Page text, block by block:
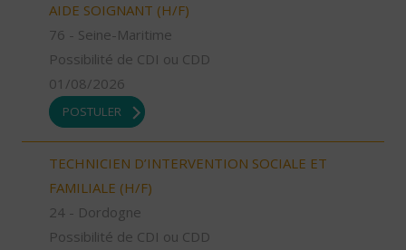
AIDE SOIGNANT (H/F)
76 - Seine-Maritime
Possibilité de CDI ou CDD
01/08/2026
POSTULER
TECHNICIEN D’INTERVENTION SOCIALE ET
FAMILIALE (H/F)
24 - Dordogne
Possibilité de CDI ou CDD